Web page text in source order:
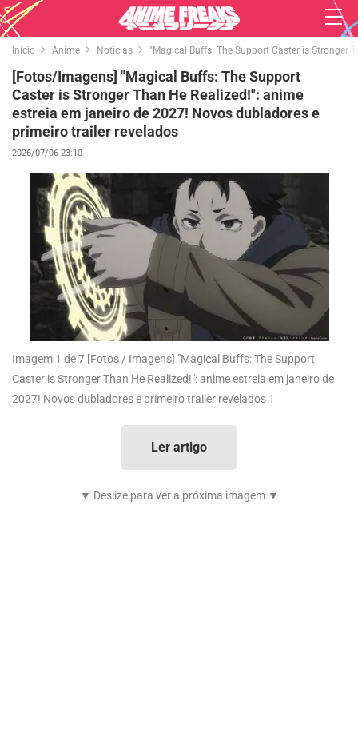
Início Anime Notícias "Magical Buffs: The Support Caster is Stronger
[Fotos/Imagens] "Magical Buffs: The Support
Caster is Stronger Than He Realized!": anime
estreia em janeiro de 2027! Novos dubladores e
primeiro trailer revelados
2026/07/06 23:10
Imagem 1 de 7 [Fotos / Imagens] "Magical Buffs: The Support
Caster is Stronger Than He Realized!": anime estreia em janeiro de
2027! Novos dubladores e primeiro trailer revelados 1
Ler artigo
▼ Deslize para ver a próxima imagem ▼